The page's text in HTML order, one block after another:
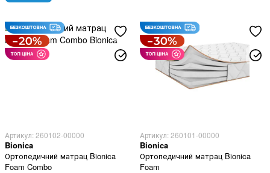
Артикул: 260102-00000
Bionica
Ортопедичний матрац Bionica
Foam Combo
Артикул: 260101-00000
Bionica
Ортопедичний матрац Bionica
Foam